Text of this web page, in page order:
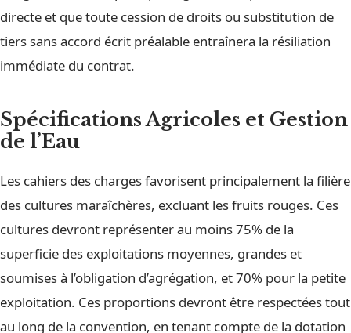
directe et que toute cession de droits ou substitution de
tiers sans accord écrit préalable entraînera la résiliation
immédiate du contrat.
Spécifications Agricoles et Gestion
de l’Eau
Les cahiers des charges favorisent principalement la filière
des cultures maraîchères, excluant les fruits rouges. Ces
cultures devront représenter au moins 75% de la
superficie des exploitations moyennes, grandes et
soumises à l’obligation d’agrégation, et 70% pour la petite
exploitation. Ces proportions devront être respectées tout
au long de la convention, en tenant compte de la dotation